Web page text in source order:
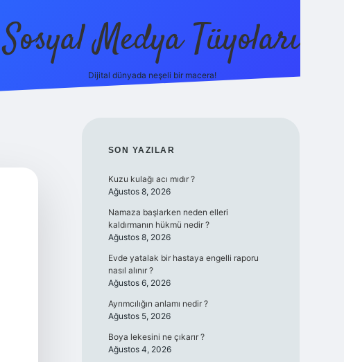
Sosyal Medya Tüyoları
Dijital dünyada neşeli bir macera!
SIDEBAR
SON YAZILAR
Kuzu kulağı acı mıdır ?
Ağustos 8, 2026
Namaza başlarken neden elleri
kaldırmanın hükmü nedir ?
Ağustos 8, 2026
Evde yatalak bir hastaya engelli raporu
nasıl alınır ?
Ağustos 6, 2026
Ayrımcılığın anlamı nedir ?
Ağustos 5, 2026
Boya lekesini ne çıkarır ?
Ağustos 4, 2026